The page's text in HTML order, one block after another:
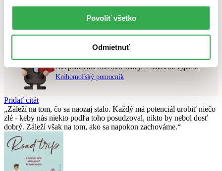
Povoliť všetko
Odmietnuť
Autor Jagienka Jautovádostupné
vyhovujúci zadaným podmienkam.
Skúste prosím zmeniť vyhľadávaný výraz.
Náš pomocník Sherlock vám ju s radosťou vypátra!
Knihomoľský pomocník
Pridať citát
Záleží na tom, čo sa naozaj stalo. Každý má potenciál urobiť niečo
zlé - keby nás niekto podľa toho posudzoval, nikto by nebol dosť
dobrý. Záleží však na tom, ako sa napokon zachováme.